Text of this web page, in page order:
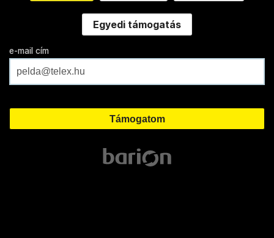
Egyedi támogatás
e-mail cím